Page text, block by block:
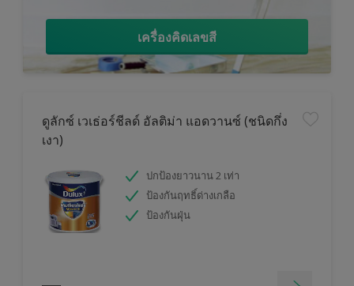
เครื่องคิดเลขสี
ดูลักซ์ เวเธ่อร์ชีลด์ อัลติม่า แอดวานซ์ (ชนิดกึ่ง
เงา)
ปกป้องยาวนาน 2 เท่า
ป้องกันฤทธิ์ด่างเกลือ
ป้องกันฝุ่น